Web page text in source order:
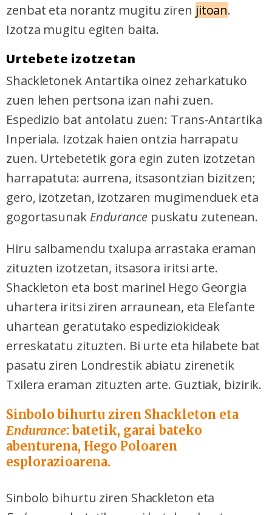
zenbat eta norantz mugitu ziren jitoan.
Izotza mugitu egiten baita.
Urtebete izotzetan
ShackletonekAntartika oinez zeharkatuko
zuen lehen pertsona izan nahi zuen.
Espedizio bat antolatu zuen: Trans-Antartika
Inperiala. Izotzak haien ontzia harrapatu
zuen. Urtebetetik gora egin zuten izotzetan
harrapatuta: aurrena, itsasontzian bizitzen;
gero, izotzetan, izotzaren mugimenduek eta
gogortasunak Endurancepuskatu zutenean.
Hiru salbamendu txalupa arrastaka eraman
zituzten izotzetan, itsasora iritsi arte.
Shackleton eta bost marinel Hego Georgia
uhartera iritsi ziren arraunean, eta Elefante
uhartean geratutako espediziokideak
erreskatatu zituzten. Bi urte eta hilabete bat
pasatu ziren Londrestik abiatu zirenetik
Txilera eraman zituzten arte. Guztiak, bizirik.
Sinbolo bihurtu ziren Shackleton eta
Endurance: batetik, garai bateko
abenturena, Hego Poloaren
esplorazioarena.
Sinbolo bihurtu ziren Shackleton eta